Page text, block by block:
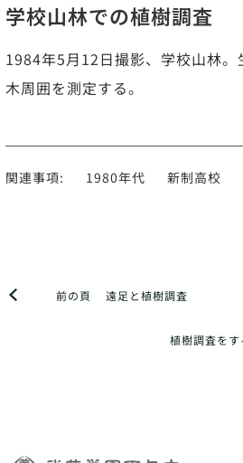
学校山林での植樹調査
1984年5月12日撮影、学校山林
木周囲を測定する。
関連事項: 1980年代 新制高校
前の頁 遠足と植樹調査
植樹調査を